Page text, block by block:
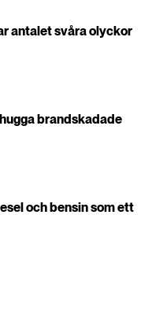
antalet svåra olyckor
brandskadade
och bensin som ett